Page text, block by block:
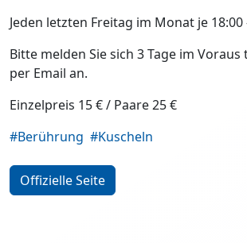
Jeden letzten Freitag im Monat je 18:00
Bitte melden Sie sich 3 Tage im
per Email an.
Einzelpreis 15 € / Paare 25 €
#Berührung #Kuscheln
Offizielle Seite